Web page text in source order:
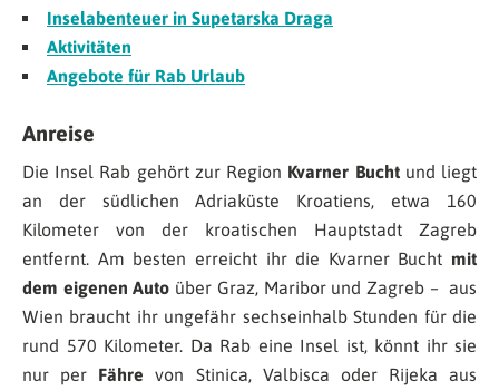
Inselabenteuer in Supetarska Draga
Aktivitäten
Angebote für Rab Urlaub
Anreise
Die Insel Rab gehört zur Region Kvarner Buchtund liegt
an der südlichen Adriaküste Kroatiens, etwa 160
Kilometer von der kroatischen Hauptstadt Zagreb
entfernt. Am besten erreicht ihr die Kvarner Bucht mit
dem eigenen Auto über Graz, Maribor und Zagreb – aus
Wien braucht ihr ungefähr sechseinhalb Stunden für die
rund 570 Kilometer. Da Rab eine Insel ist, könnt ihr sie
nur per Fähre von Stinica, Valbisca oder Rijeka aus